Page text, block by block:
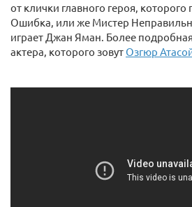
от клички главного героя,
Ошибка, или же Мистер
играет Джан Яман. Более
актера, которого зовут Озгюр